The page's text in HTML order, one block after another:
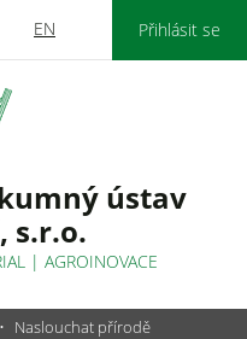
ústav
s.r.o.
| AGROINOVACE
EN Přihlásit se
Naslouchat přírodě